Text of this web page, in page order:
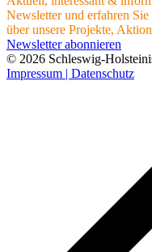
Newsletter und erfahren
über unsere Projekte,
Newsletter abonnieren
© 2026 Schleswig-
Impressum | Datenschutz